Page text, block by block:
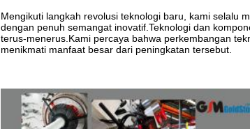
Mengikuti langkah revolusi teknologi baru, kami selalu
dengan penuh semangat inovatif.Teknologi dan
terus-menerus.Kami percaya bahwa perkembangan
menikmati manfaat besar dari peningkatan tersebut.